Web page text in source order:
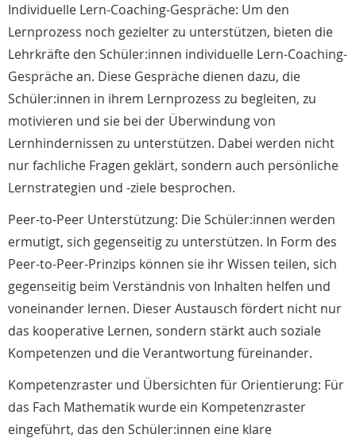
Individuelle Lern-Coaching-Gespräche: Um den
Lernprozess noch gezielter zu unterstützen, bieten die
Lehrkräfte den Schüler:innen individuelle Lern-Coaching-
Gespräche an. Diese Gespräche dienen dazu, die
Schüler:innen in ihrem Lernprozess zu begleiten, zu
motivieren und sie bei der Überwindung von
Lernhindernissen zu unterstützen. Dabei werden nicht
nur fachliche Fragen geklärt, sondern auch persönliche
Lernstrategien und -ziele besprochen.
Peer-to-Peer Unterstützung: Die Schüler:innen werden
ermutigt, sich gegenseitig zu unterstützen. In Form des
Peer-to-Peer-Prinzips können sie ihr Wissen teilen, sich
gegenseitig beim Verständnis von Inhalten helfen und
voneinander lernen. Dieser Austausch fördert nicht nur
das kooperative Lernen, sondern stärkt auch soziale
Kompetenzen und die Verantwortung füreinander.
Kompetenzraster und Übersichten für Orientierung: Für
das Fach Mathematik wurde ein Kompetenzraster
eingeführt, das den Schüler:innen eine klare